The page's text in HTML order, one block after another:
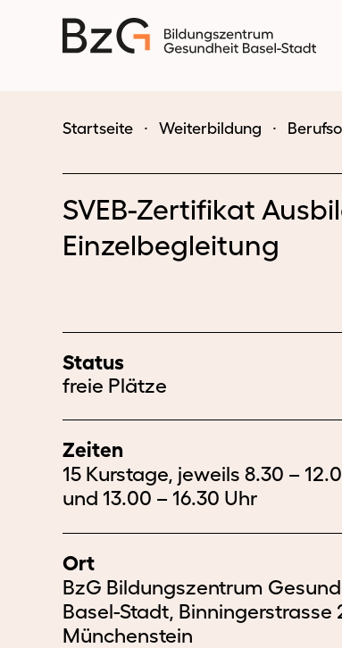
Startseite ⸱ Weiterbildung ⸱
SVEB-Zertifikat
Einzelbegleitung
Status
freie Plätze
Zeiten
15 Kurstage, jeweils 8.30 –
und 13.00 – 16.30 Uhr
Ort
BzG Bildungszentrum
Basel-Stadt, Binningerstrasse
Münchenstein